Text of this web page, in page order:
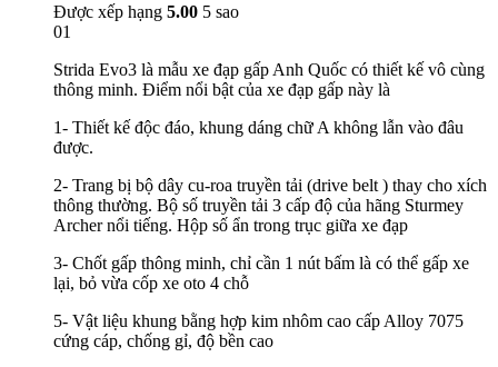
Được xếp hạng 5.00 5 sao
01
Strida Evo3 là mẫu xe đạp gấp Anh Quốc có thiết kế vô cùng
thông minh. Điểm nổi bật của xe đạp gấp này là
1- Thiết kế độc đáo, khung dáng chữ A không lẫn vào đâu
được.
2- Trang bị bộ dây cu-roa truyền tải (drive belt ) thay cho xích
thông thường. Bộ số truyền tải 3 cấp độ của hãng Sturmey
Archer nổi tiếng. Hộp số ẩn trong trục giữa xe đạp
3- Chốt gấp thông minh, chỉ cần 1 nút bấm là có thể gấp xe
lại, bỏ vừa cốp xe oto 4 chỗ
5- Vật liệu khung bằng hợp kim nhôm cao cấp Alloy 7075
cứng cáp, chống gỉ, độ bền cao